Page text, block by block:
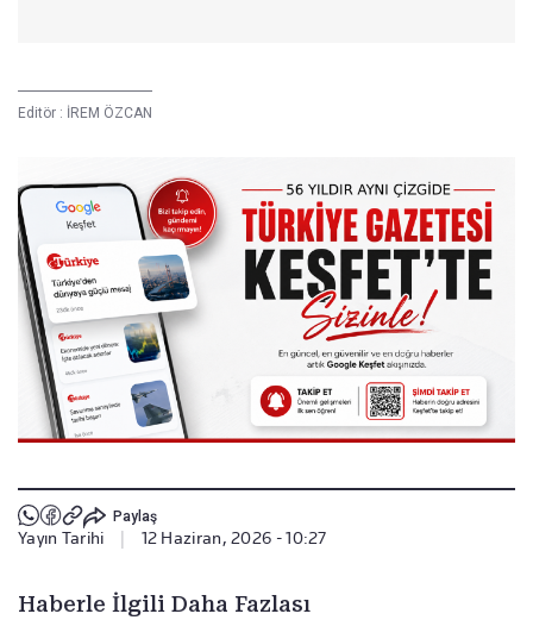
Editör : İREM ÖZCAN
Paylaş
Yayın Tarihi 12 Haziran, 2026 - 10:27
Haberle İlgili Daha Fazlası